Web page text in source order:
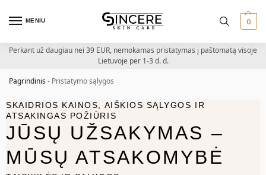
MENIU 0
Perkant už daugiau nei 39 EUR, nemokamas pristatymas į paštomatą visoje
Lietuvoje per 1-3 d. d.
Pagrindinis- Pristatymo sąlygos
SKAIDRIOS KAINOS, AIŠKIOS SĄLYGOS IR
ATSAKINGAS POŽIŪRIS
JŪSŲ UŽSAKYMAS –
MŪSŲ ATSAKOMYBĖ